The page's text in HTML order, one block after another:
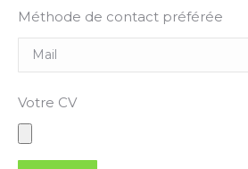
Méthode de contact préférée
Votre CV